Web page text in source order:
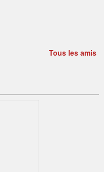
Tous les amis